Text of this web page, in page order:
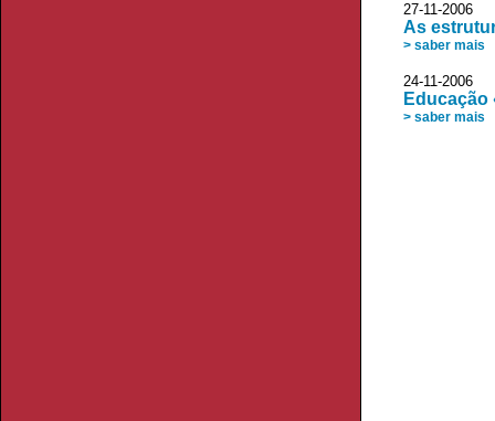
27-11-2006
As
> saber mais
24-11-2006
Educação
> saber mais